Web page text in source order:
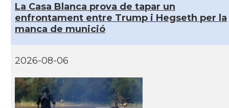
La Casa Blanca prova de tapar un
enfrontament entre Trump i Hegseth per la
manca de munició
2026-08-06